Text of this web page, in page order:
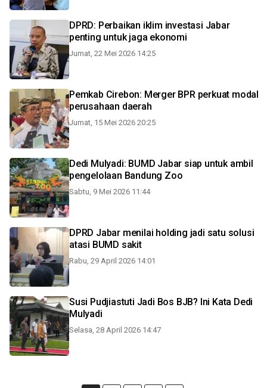
DPRD: Perbaikan iklim investasi Jabar
penting untuk jaga ekonomi
Jumat, 22 Mei 2026 14:25
Pemkab Cirebon: Merger BPR perkuat modal
perusahaan daerah
Jumat, 15 Mei 2026 20:25
Dedi Mulyadi: BUMD Jabar siap untuk ambil
pengelolaan Bandung Zoo
Sabtu, 9 Mei 2026 11:44
DPRD Jabar menilai holding jadi satu solusi
atasi BUMD sakit
Rabu, 29 April 2026 14:01
Susi Pudjiastuti Jadi Bos BJB? Ini Kata Dedi
Mulyadi
Selasa, 28 April 2026 14:47